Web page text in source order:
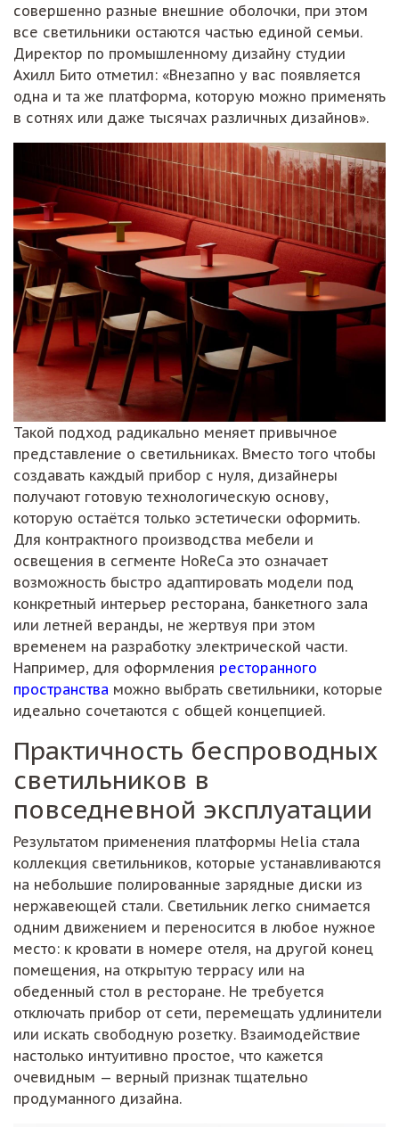
совершенно разные внешние оболочки, при этом
все светильники остаются частью единой семьи.
Директор по промышленному дизайну студии
Ахилл Бито отметил: «Внезапно у вас появляется
одна и та же платформа, которую можно применять
в сотнях или даже тысячах различных дизайнов».
Такой подход радикально меняет привычное
представление о светильниках. Вместо того чтобы
создавать каждый прибор с нуля, дизайнеры
получают готовую технологическую основу,
которую остаётся только эстетически оформить.
Для контрактного производства мебели и
освещения в сегменте HoReCa это означает
возможность быстро адаптировать модели под
конкретный интерьер ресторана, банкетного зала
или летней веранды, не жертвуя при этом
временем на разработку электрической части.
Например, для оформления ресторанного
пространства можно выбрать светильники, которые
идеально сочетаются с общей концепцией.
Практичность беспроводных
светильников в
повседневной эксплуатации
Результатом применения платформы Helia стала
коллекция светильников, которые устанавливаются
на небольшие полированные зарядные диски из
нержавеющей стали. Светильник легко снимается
одним движением и переносится в любое нужное
место: к кровати в номере отеля, на другой конец
помещения, на открытую террасу или на
обеденный стол в ресторане. Не требуется
отключать прибор от сети, перемещать удлинители
или искать свободную розетку. Взаимодействие
настолько интуитивно простое, что кажется
очевидным — верный признак тщательно
продуманного дизайна.